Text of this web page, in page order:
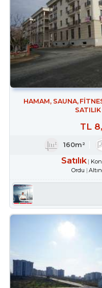
HAMAM, SAUNA,
TL
160m²
Satılık
Ordu